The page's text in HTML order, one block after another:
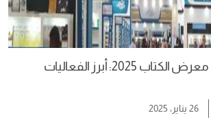
كل ما هو جديد في معرض الكتاب 2025: أبرز الفعاليات
26 يناير، 2025